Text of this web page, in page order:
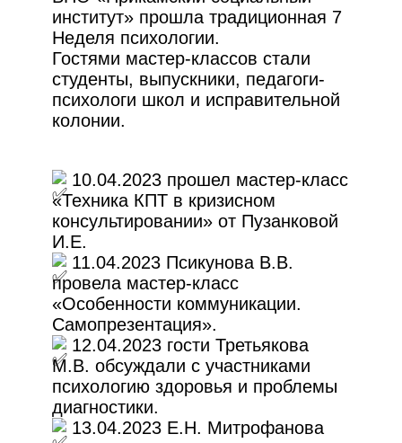
институт» прошла традиционная 7
Неделя психологии.
Гостями мастер-классов стали
студенты, выпускники, педагоги-
психологи школ и исправительной
колонии.
10.04.2023 прошел мастер-класс
«Техника КПТ в кризисном
консультировании» от Пузанковой
И.Е.
11.04.2023 Псикунова В.В.
провела мастер-класс
«Особенности коммуникации.
Самопрезентация».
12.04.2023 гости Третьякова
М.В. обсуждали с участниками
психологию здоровья и проблемы
диагностики.
13.04.2023 Е.Н. Митрофанова